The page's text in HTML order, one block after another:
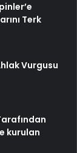
Terk
Vurgusu
kurulan